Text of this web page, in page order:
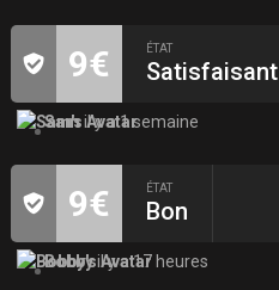
9€ ÉTAT
Satisfaisant
Samil y a 1 semaine
9€ ÉTAT
Bon
Bobbyil y a 17 heures